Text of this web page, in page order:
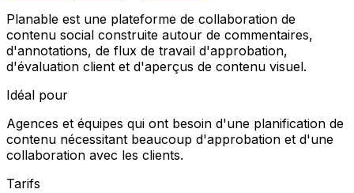
Planable est une plateforme de collaboration de
contenu social construite autour de commentaires,
d'annotations, de flux de travail d'approbation,
d'évaluation client et d'aperçus de contenu visuel.
Idéal pour
Agences et équipes qui ont besoin d'une planification de
contenu nécessitant beaucoup d'approbation et d'une
collaboration avec les clients.
Tarifs